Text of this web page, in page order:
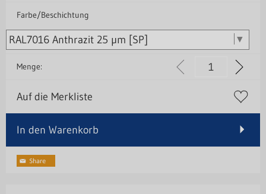
Farbe/Beschichtung
Menge:
Auf die Merkliste
In den Warenkorb